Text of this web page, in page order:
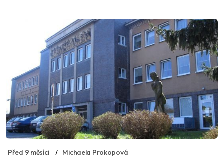
Před 9 měsíci Michaela Prokopová